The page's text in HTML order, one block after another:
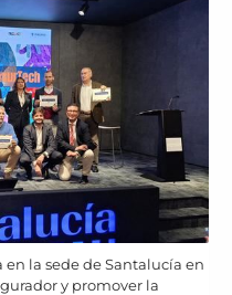
en la sede de Santalucía en
y promover la